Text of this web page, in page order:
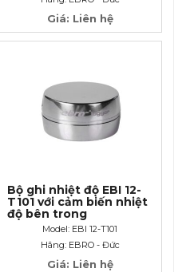
Giá: Liên hệ
Bộ ghi nhiệt độ EBI 12-
T101 với cảm biến nhiệt
độ bên trong
Model: EBI 12-T101
Hãng: EBRO - Đức
Giá: Liên hệ